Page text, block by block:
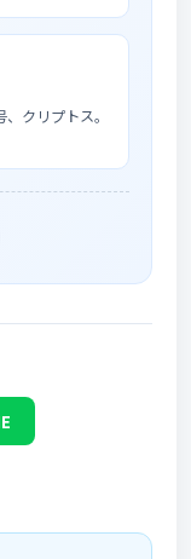
クリプトス。